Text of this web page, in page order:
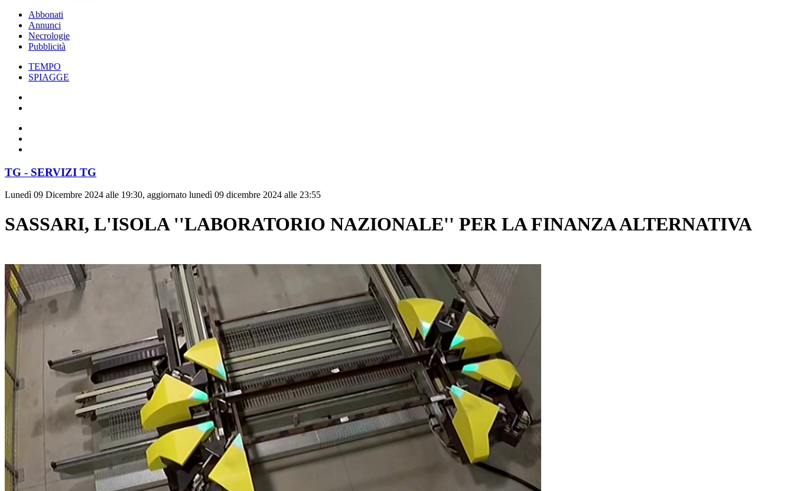
Abbonati
Annunci
Necrologie
Pubblicità
TEMPO
SPIAGGE
TG - SERVIZI TG
Lunedì 09 Dicembre 2024 alle 19:30, aggiornato lunedì 09 dicembre 2024 alle 23:55
SASSARI, L'ISOLA ''LABORATORIO NAZIONALE'' PER LA FINANZA ALTERNATIVA